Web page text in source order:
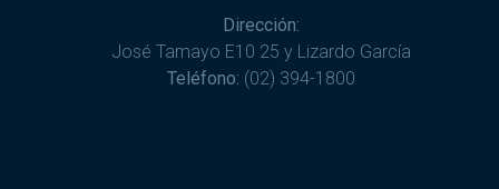
Dirección:
José Tamayo E10 25 y Lizardo García
Teléfono: (02) 394-1800